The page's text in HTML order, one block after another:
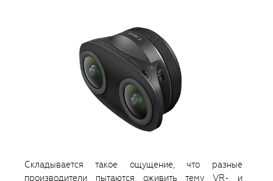
Складывается такое ощущение, что разные
производители пытаются оживить тему VR- и